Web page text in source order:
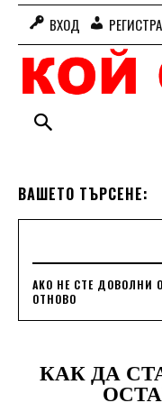
ВХОД
ВАШЕТО ТЪРСЕНЕ:
АКО НЕ СТЕ ДОВОЛНИ
ОТНОВО
КАК ДА